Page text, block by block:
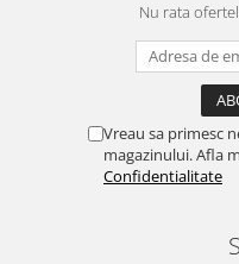
Nu rata
Vreau sa primesc
magazinului. Afla
Confidentialitate